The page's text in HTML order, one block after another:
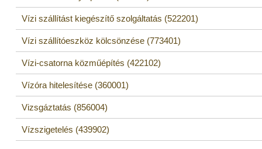
Vízi szállítást kiegészítő szolgáltatás (522201)
Vízi szállítóeszköz kölcsönzése (773401)
Vízi-csatorna közműépítés (422102)
Vízóra hitelesítése (360001)
Vizsgáztatás (856004)
Vízszigetelés (439902)